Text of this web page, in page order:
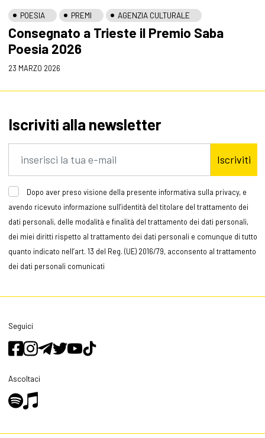
POESIA PREMI AGENZIA CULTURALE
Consegnato a Trieste il Premio Saba
Poesia 2026
23 MARZO 2026
Iscriviti alla newsletter
Iscriviti
Dopo aver preso visione della presente informativa sulla privacy, e
avendo ricevuto informazione sull’identità del titolare del trattamento dei
dati personali, delle modalità e finalità del trattamento dei dati personali,
dei miei diritti rispetto al trattamento dei dati personali e comunque di tutto
quanto indicato nell’art. 13 del Reg. (UE) 2016/79, acconsento al trattamento
dei dati personali comunicati
Seguici
Ascoltaci